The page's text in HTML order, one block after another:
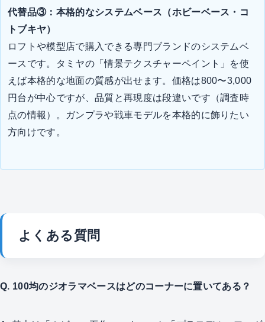
代替品③：本格的なシステムベース（ホビーベース・コ
トブキヤ）
ロフトや模型店で購入できる専門ブランドのシステムベ
ースです。タミヤの「情景テクスチャーペイント」を使
えば本格的な地面の質感が出せます。価格は800〜3,000
円台が中心ですが、品質と再現度は段違いです（調査時
点の情報）。ガンプラや戦車モデルを本格的に飾りたい
方向けです。
よくある質問
Q. 100均のジオラマベースはどのコーナーに置いてある？